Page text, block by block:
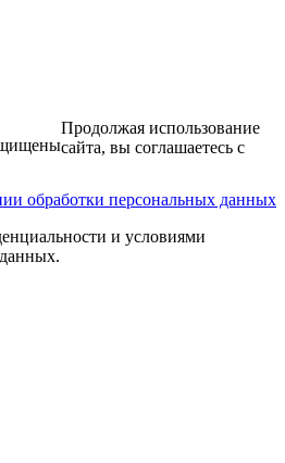
обработки персональных данных
Продолжая использование
сайта, вы соглашаетесь с
и условиями